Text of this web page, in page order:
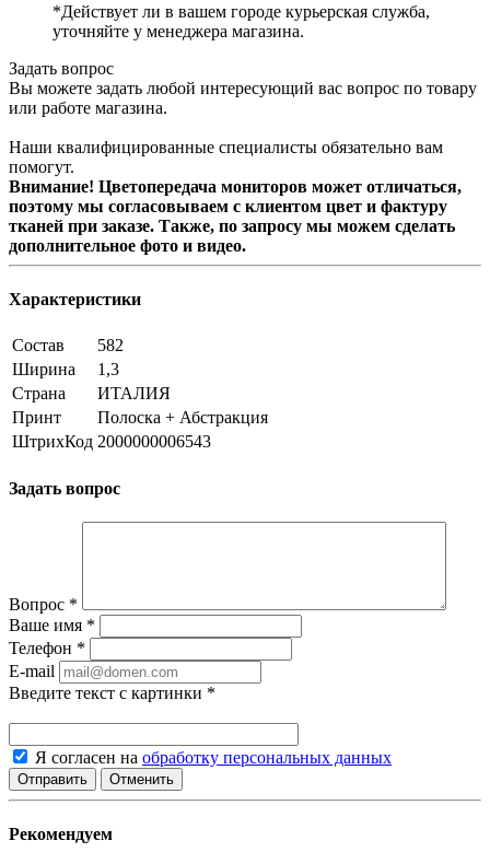
*Действует ли в вашем городе курьерская служба,
уточняйте у менеджера магазина.
Задать вопрос
Вы можете задать любой интересующий вас вопрос по товару
или работе магазина.
Наши квалифицированные специалисты обязательно вам
помогут.
Внимание! Цветопередача мониторов может отличаться,
поэтому мы согласовываем с клиентом цвет и фактуру
тканей при заказе. Также, по запросу мы можем сделать
дополнительное фото и видео.
Характеристики
Состав
582
Ширина
1,3
Страна
ИТАЛИЯ
Принт
Полоска + Абстракция
ШтрихКод 2000000006543
Задать вопрос
Вопрос *
Ваше имя *
Телефон *
E-mail
Введите текст с картинки *
Я согласен на обработку персональных данных
Отменить
Рекомендуем